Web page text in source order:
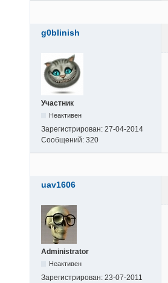
g0blinish
Участник
Неактивен
Зарегистрирован: 27-04-2014
Сообщений: 320
uav1606
Administrator
Неактивен
Зарегистрирован: 23-07-2011